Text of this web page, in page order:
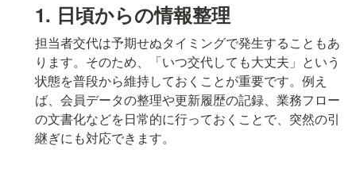
1. 日頃からの情報整理
担当者交代は予期せぬタイミングで発生することもあ
ります。そのため、「いつ交代しても大丈夫」という
状態を普段から維持しておくことが重要です。例え
ば、会員データの整理や更新履歴の記録、業務フロー
の文書化などを日常的に行っておくことで、突然の引
継ぎにも対応できます。